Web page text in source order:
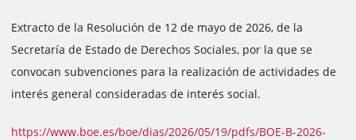
Extracto de la Resolución de 12 de mayo de 2026, de la
Secretaría de Estado de Derechos Sociales, por la que se
convocan subvenciones para la realización de actividades de
interés general consideradas de interés social.
https://www.boe.es/boe/dias/2026/05/19/pdfs/BOE-B-2026-